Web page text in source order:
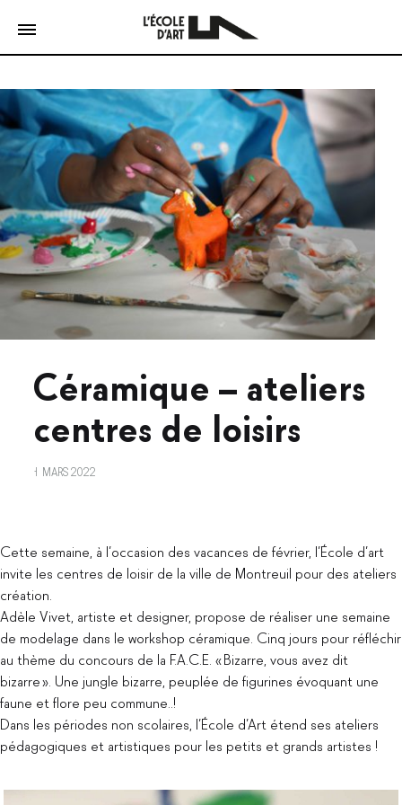
Céramique – ateliers
centres de loisirs
1 MARS 2022
Céramique
–
ateliers
centres
de
loisirs
Cette semaine, à l’occasion des vacances de février, l’École d’art
invite les centres de loisir de la ville de Montreuil pour des ateliers
création.
Adèle Vivet, artiste et designer, propose de réaliser une semaine
de modelage dans le workshop céramique. Cinq jours pour réfléchir
au thème du concours de la F.A.C.E. « Bizarre, vous avez dit
bizarre ». Une jungle bizarre, peuplée de figurines évoquant une
faune et flore peu commune..!
Dans les périodes non scolaires, l’École d’Art étend ses ateliers
pédagogiques et artistiques pour les petits et grands artistes !